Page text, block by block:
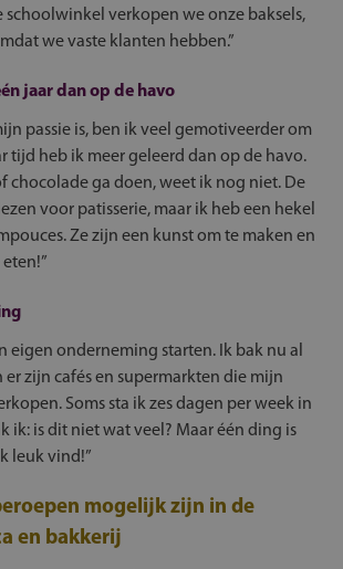
schoolwinkel verkopen we onze baksels,
we vaste klanten hebben.”
jaar dan op de havo
passie is, ben ik veel gemotiveerder om
tijd heb ik meer geleerd dan op de havo.
chocolade ga doen, weet ik nog niet. De
voor patisserie, maar ik heb een hekel
Ze zijn een kunst om te maken en
eigen onderneming starten. Ik bak nu al
er zijn cafés en supermarkten die mijn
Soms sta ik zes dagen per week in
ik: is dit niet wat veel? Maar één ding is
leuk vind!”
mogelijk zijn in de
en bakkerij